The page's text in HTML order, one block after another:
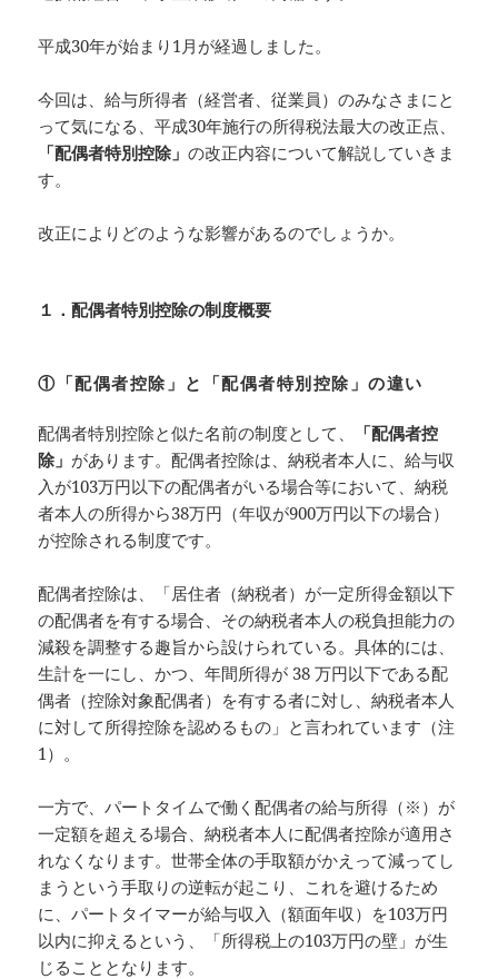
平成30年が始まり1月が経過しました。
今回は、給与所得者（経営者、従業員）のみなさまにと
って気になる、平成30年施行の所得税法最大の改正点、
「配偶者特別控除」の改正内容について解説していきま
す。
改正によりどのような影響があるのでしょうか。
１．配偶者特別控除の制度概要
①「配偶者控除」と「配偶者特別控除」の違い
配偶者特別控除と似た名前の制度として、
「配偶者控
除」 があります。配偶者控除は、納税者本人に、給与収
入が103万円以下の配偶者がいる場合等において、納税
者本人の所得から38万円（年収が900万円以下の場合）
が控除される制度です。
配偶者控除は、「居住者（納税者）が一定所得金額以下
の配偶者を有する場合、その納税者本人の税負担能力の
減殺を調整する趣旨から設けられている。具体的には、
生計を一にし、かつ、年間所得が 38 万円以下である配
偶者（控除対象配偶者）を有する者に対し、納税者本人
に対して所得控除を認めるもの」と言われています（注
1）。
一方で、パートタイムで働く配偶者の給与所得（※）が
一定額を超える場合、納税者本人に配偶者控除が適用さ
れなくなります。世帯全体の手取額がかえって減ってし
まうという手取りの逆転が起こり、これを避けるため
に、パートタイマーが給与収入（額面年収）を103万円
以内に抑えるという、「所得税上の103万円の壁」が生
じることとなります。